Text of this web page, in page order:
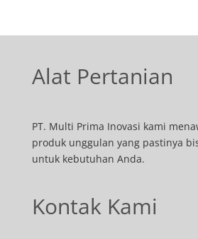
Alat Pertanian
PT. Multi Prima Inovasi kami
produk unggulan yang pastinya
untuk kebutuhan Anda.
Kontak Kami